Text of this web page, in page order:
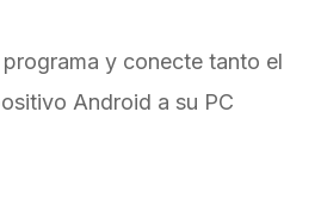
programa y conecte tanto el
Android a su PC